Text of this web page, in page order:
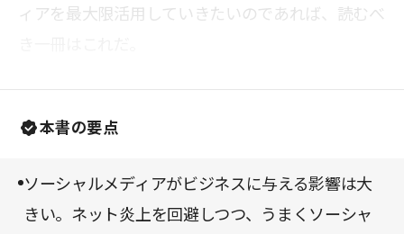
ィアを最大限活用していきたいのであれば、読むべ
本書の要点
ソーシャルメディアがビジネスに与える影響は大
きい。ネット炎上を回避しつつ、うまくソーシャ